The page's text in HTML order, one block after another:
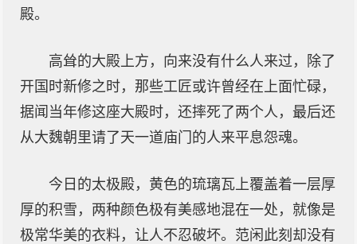
殿。
高耸的大殿上方，向来没有什么人来过，除了
开国时新修之时，那些工匠或许曾经在上面忙碌，
据闻当年修这座大殿时，还摔死了两个人，最后还
从大魏朝里请了天一道庙门的人来平息怨魂。
今日的太极殿，黄色的琉璃瓦上覆盖着一层厚
厚的积雪，两种颜色极有美感地混在一处，就像是
极常华美的衣料，让人不忍破坏。范闲此刻却没有